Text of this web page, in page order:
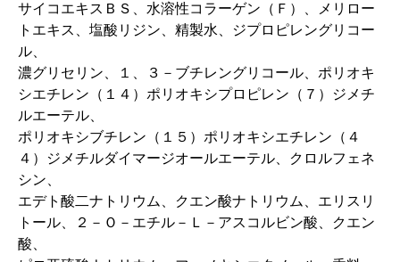
サイコエキスＢＳ、水溶性コラーゲン（Ｆ）、メリロー
トエキス、塩酸リジン、精製水、ジプロピレングリコー
ル、
濃グリセリン、１、３－ブチレングリコール、ポリオキ
シエチレン（１４）ポリオキシプロピレン（７）ジメチ
ルエーテル、
ポリオキシブチレン（１５）ポリオキシエチレン（４
４）ジメチルダイマージオールエーテル、クロルフェネ
シン、
エデト酸二ナトリウム、クエン酸ナトリウム、エリスリ
トール、２－Ｏ－エチル－Ｌ－アスコルビン酸、クエン
酸、